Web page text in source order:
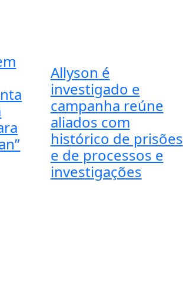
Allyson é
investigado e
campanha reúne
aliados com
histórico de prisões
e de processos e
investigações